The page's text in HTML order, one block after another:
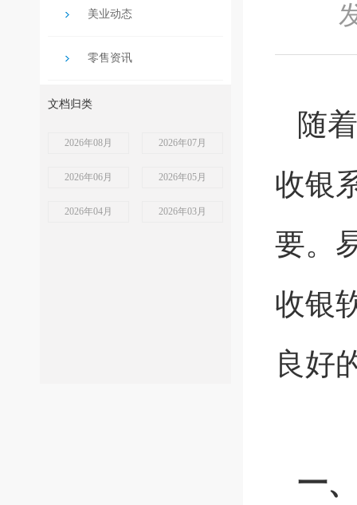
美业动态
零售资讯
文档归类
2026年08月 2026年07月
2026年06月 2026年05月
2026年04月 2026年03月
随
收银
要。
收银
良好
一